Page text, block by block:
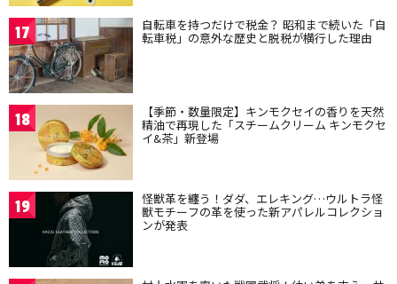
17 自転車を持つだけで税金？ 昭和まで続いた「自
転車税」の意外な歴史と脱税が横行した理由
18 【季節・数量限定】キンモクセイの香りを天然
精油で再現した「スチームクリーム キンモクセ
イ&茶」新登場
19 怪獣革を纏う！ダダ、エレキング…ウルトラ怪
獣モチーフの革を使った新アパレルコレクショ
ンが発表